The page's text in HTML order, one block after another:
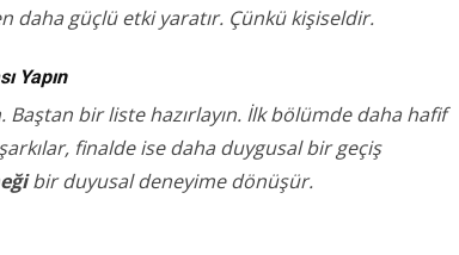
daha güçlü etki yaratır. Çünkü kişiseldir.
Yapın
Baştan bir liste hazırlayın. İlk bölümde daha hafif
finalde ise daha duygusal bir geçiş
bir duyusal deneyime dönüşür.